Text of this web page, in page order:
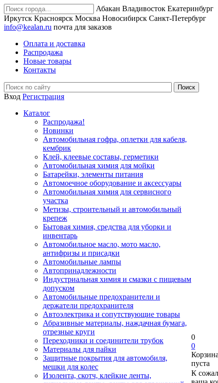
Абакан Владивосток Екатеринбург
Иркутск Красноярск Москва Новосибирск Санкт-Петербург
info@kealan.ru почта для заказов
Оплата и доставка
Распродажа
Новые товары
Контакты
Вход Регистрация
Каталог
Распродажа!
Новинки
Автомобильная гофра, оплетки для кабеля,
кембрик
Клей, клеевые составы, герметики
Автомобильная химия для мойки
Батарейки, элементы питания
Автомоечное оборудование и аксессуары
Автомобильная химия для сервисного
участка
Метизы, строительный и автомобильный
крепеж
Бытовая химия, средства для уборки и
инвентарь
Автомобильное масло, мото масло,
антифризы и присадки
Автомобильные лампы
Автопринадлежности
Индустриальная химия и смазки с пищевым
допуском
Автомобильные предохранители и
держатели предохранителя
Автоэлектрика и сопутствующие товары
Абразивные материалы, наждачная бумага,
отрезные круги
Переходники и соединители трубок
Материалы для пайки
Защитные покрытия для автомобиля,
мешки для колес
Изолента, скотч, клейкие ленты,
0
0
пуста
К